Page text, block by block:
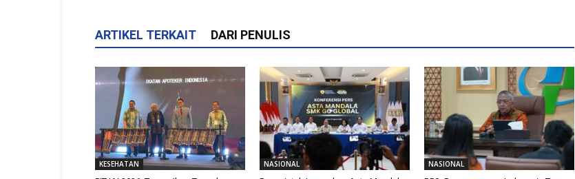
ARTIKEL TERKAIT DARI PENULIS
KESEHATAN NASIONAL NASIONAL